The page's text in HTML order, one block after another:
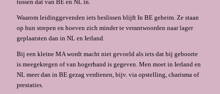
tussen dat van BE en NL in.
Waarom leidinggevenden iets beslissen blijft In BE geheim. Ze staan
op hun strepen en hoeven zich minder te verantwoorden naar lager
geplaatsten dan in NL en Ierland.
Bij een kleine MA wordt macht niet gevoeld als iets dat bij geboorte
is meegekregen of van hogerhand is gegeven. Men moet in Ierland en
NL meer dan in BE gezag verdienen, bijv. via opstelling, charisma of
prestaties.